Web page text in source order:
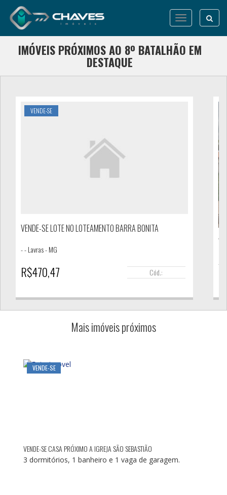
Abrir
menu
IMÓVEIS PRÓXIMOS AO 8º BATALHÃO EM
DESTAQUE
VENDE-SE
VENDE-SE LOTE NO LOTEAMENTO BARRA BONITA
- -Lavras - MG
R$470,47 Cód.:
- -
Mais imóveis próximos
VENDE-SE
VENDE-SE CASA PRÓXIMO A IGREJA SÃO SEBASTIÃO
3 dormitórios, 1 banheiro e 1 vaga de garagem.